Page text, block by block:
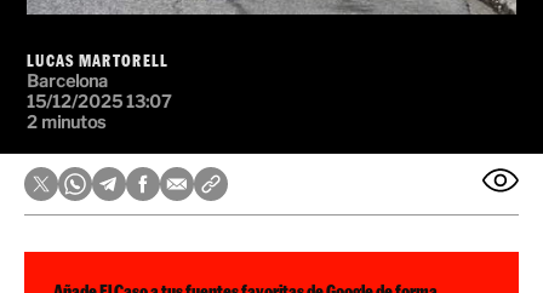
LUCAS MARTORELL
Barcelona
15/12/2025 13:07
2 minutos